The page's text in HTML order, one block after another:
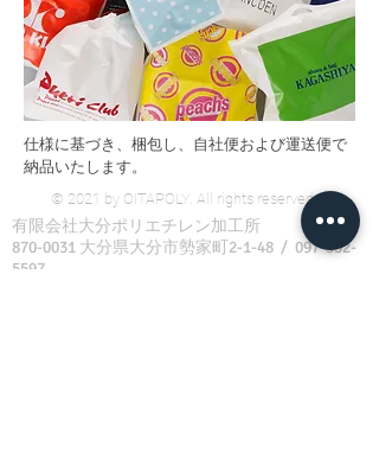
仕様に基づき、梱包し、自社便および運送便で
納品いたします。
© 2021 by OITAPOLY. All rights reserved
有限会社大分ポリエチレン加工所
870-0031 大分県大分市勢家町2-1-48 / 097-532-
5597